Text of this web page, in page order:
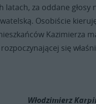
latach, za oddane głosy
Osobiście
Kazimierza
się
Włodzimierz